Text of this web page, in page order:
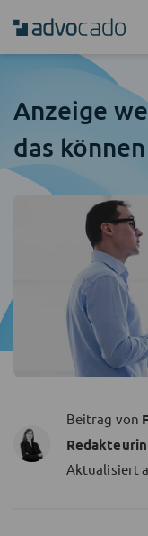
Anzeige
das
Beitrag von
Aktualisiert